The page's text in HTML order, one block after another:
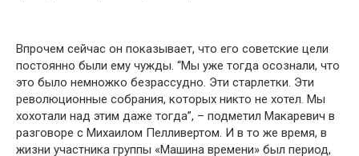
Впрочем сейчас он показывает, что его советские цели
постоянно были ему чужды. “Мы уже тогда осознали, что
это было немножко безрассудно. Эти старлетки. Эти
революционные собрания, которых никто не хотел. Мы
хохотали над этим даже тогда”, – подметил Макаревич в
разговоре с Михаилом Пелливертом. И в то же время, в
жизни участника группы «Машина времени» был период,